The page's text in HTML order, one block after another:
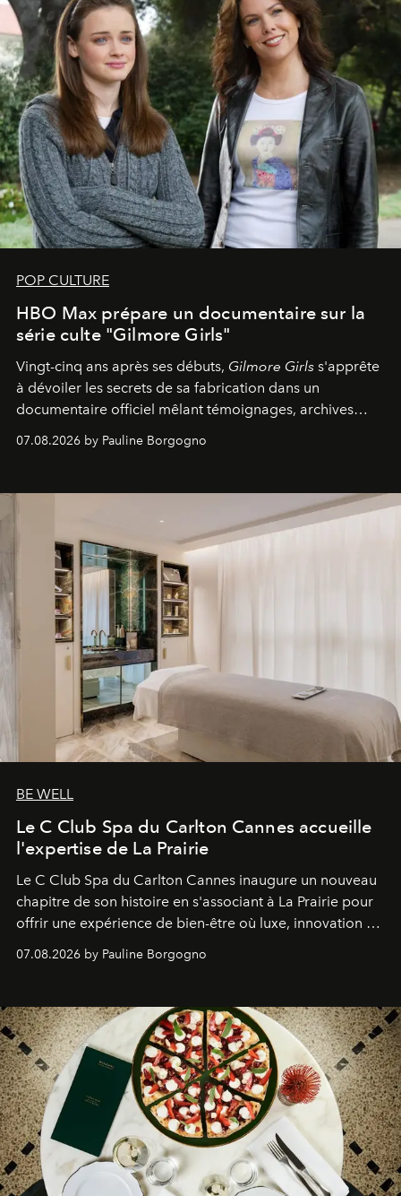
POP CULTURE
HBO Max prépare un documentaire sur la
série culte "Gilmore Girls"
Vingt-cinq ans après ses débuts, Gilmore Girls s'apprête
à dévoiler les secrets de sa fabrication dans un
documentaire officiel mêlant témoignages, archives
inédites et plongée dans les coulisses d'un phénomène
générationnel.
07.08.2026 by Pauline Borgogno
BE WELL
Le C Club Spa du Carlton Cannes accueille
l'expertise de La Prairie
Le C Club Spa du Carlton Cannes inaugure un nouveau
chapitre de son histoire en s'associant à La Prairie pour
offrir une expérience de bien-être où luxe, innovation et
expertise se rencontrent.
07.08.2026 by Pauline Borgogno